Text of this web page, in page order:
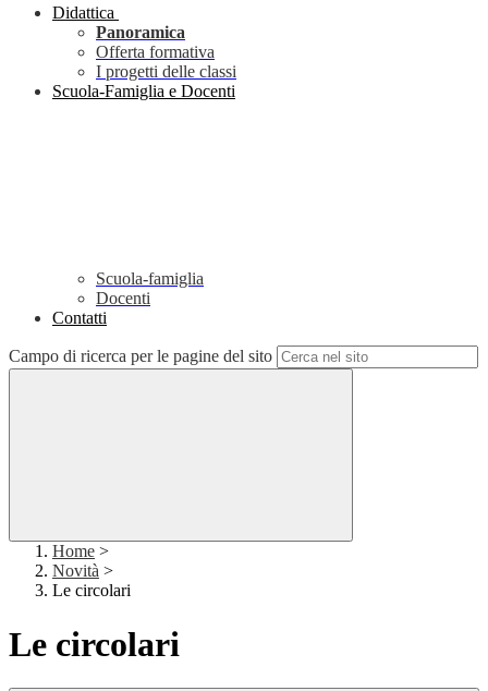
Didattica
Panoramica
Offerta formativa
I progetti delle classi
Scuola-Famiglia e Docenti
Scuola-famiglia
Docenti
Contatti
Campo di ricerca per le pagine del sito
Home >
Novità >
Le circolari
Le circolari